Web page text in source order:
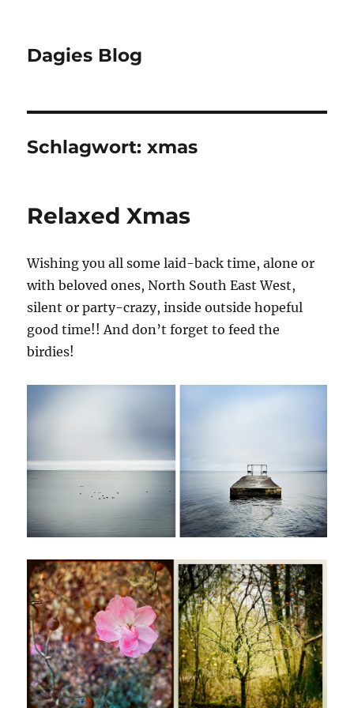
Dagies Blog
Schlagwort:xmas
Relaxed Xmas
Wishing you all some laid-back time, alone or
with beloved ones, North South East West,
silent or party-crazy, inside outside hopeful
good time!! And don’t forget to feed the
birdies!